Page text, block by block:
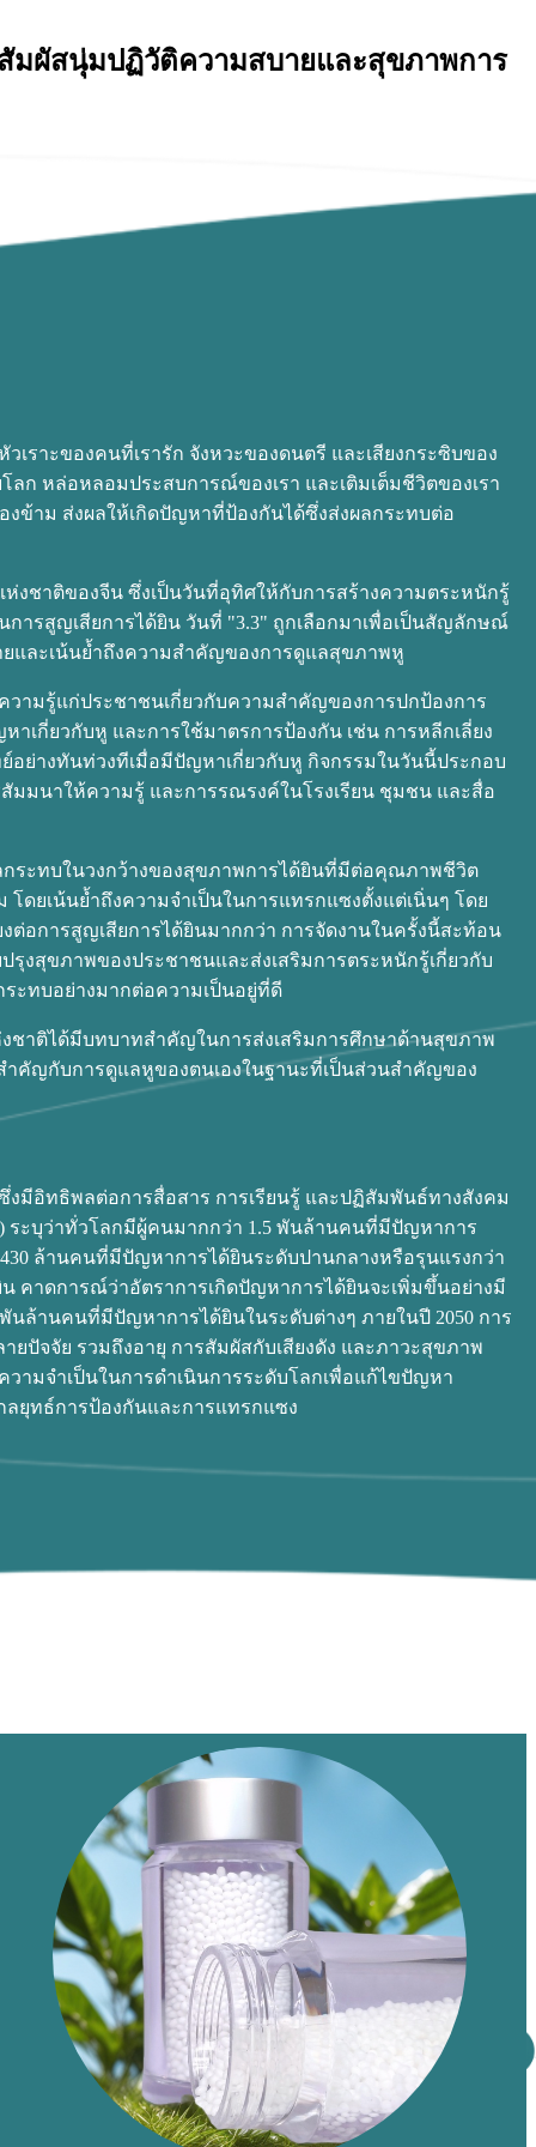
ผัสนุ่มปฏิวัติความสบายและสุขภาพการ
วเราะของคนที่เรารัก จังหวะของดนตรี และเสียงกระซิบของ
ลก หล่อหลอมประสบการณ์ของเรา และเติมเต็มชีวิตของเรา
ข้าม ส่งผลให้เกิดปัญหาที่ป้องกันได้ซึ่งส่งผลกระทบต่อ
งชาติของจีน ซึ่งเป็นวันที่อุทิศให้กับการสร้างความตระหนักรู้
การสูญเสียการได้ยิน วันที่ "3.3" ถูกเลือกมาเพื่อเป็นสัญลักษณ์
และเน้นย้ำถึงความสำคัญของการดูแลสุขภาพหู
วามรู้แก่ประชาชนเกี่ยวกับความสำคัญของการปกป้องการ
เกี่ยวกับหู และการใช้มาตรการป้องกัน เช่น การหลีกเลี่ยง
อย่างทันท่วงทีเมื่อมีปัญหาเกี่ยวกับหู กิจกรรมในวันนี้ประกอบ
มมนาให้ความรู้ และการรณรงค์ในโรงเรียน ชุมชน และสื่อ
ระทบในวงกว้างของสุขภาพการได้ยินที่มีต่อคุณภาพชีวิต
ดยเน้นย้ำถึงความจำเป็นในการแทรกแซงตั้งแต่เนิ่นๆ โดย
งต่อการสูญเสียการได้ยินมากกว่า การจัดงานในครั้งนี้สะท้อน
รุงสุขภาพของประชาชนและส่งเสริมการตระหนักรู้เกี่ยวกับ
ะทบอย่างมากต่อความเป็นอยู่ที่ดี
ชาติได้มีบทบาทสำคัญในการส่งเสริมการศึกษาด้านสุขภาพ
คัญกับการดูแลหูของตนเองในฐานะที่เป็นส่วนสำคัญของ
มีอิทธิพลต่อการสื่อสาร การเรียนรู้ และปฏิสัมพันธ์ทางสังคม
ระบุว่าทั่วโลกมีผู้คนมากกว่า 1.5 พันล้านคนที่มีปัญหาการ
ล้านคนที่มีปัญหาการได้ยินระดับปานกลางหรือรุนแรงกว่า
คาดการณ์ว่าอัตราการเกิดปัญหาการได้ยินจะเพิ่มขึ้นอย่างมี
นล้านคนที่มีปัญหาการได้ยินในระดับต่างๆ ภายในปี 2050 การ
ปัจจัย รวมถึงอายุ การสัมผัสกับเสียงดัง และภาวะสุขภาพ
วามจำเป็นในการดำเนินการระดับโลกเพื่อแก้ไขปัญหา
ยุทธ์การป้องกันและการแทรกแซง